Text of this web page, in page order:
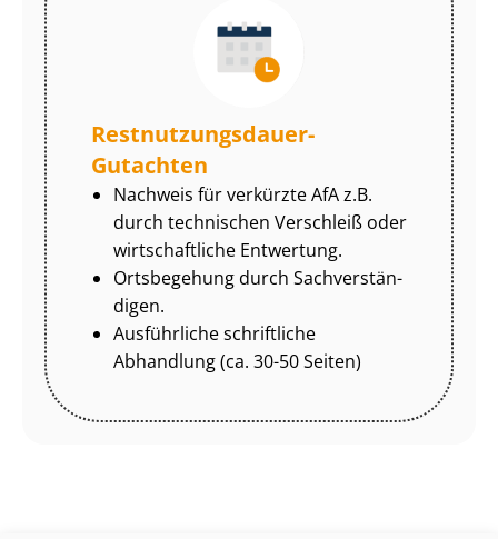
Rest­nut­zungs­dau­er-
Gutachten
Nachweis für verkürzte AfA z.B.
durch technischen Verschleiß oder
wirtschaftliche Entwertung.
Ortsbegehung durch Sach­ver­stän­
di­gen.
Ausführliche schriftliche
Abhandlung (ca. 30-50 Seiten)